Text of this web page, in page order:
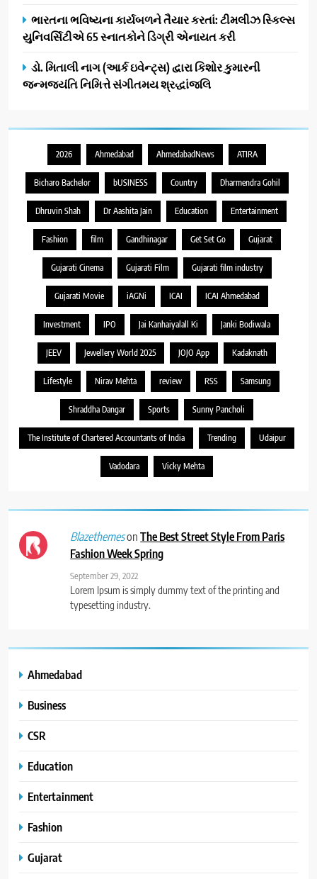
ભારતના ભવિષ્યના કાર્યબળને તૈયાર કરતાં: ટીમલીઝ સ્કિલ્સ
યુનિવર્સિટીએ 65 સ્નાતકોને ડિગ્રી એનાયત કરી
ડો. મિતાલી નાગ (આર્ક ઇવેન્ટ્સ) દ્વારા કિશોર કુમારની
જન્મજયંતિ નિમિત્તે સંગીતમય શ્રદ્ધાંજલિ
2026 Ahmedabad AhmedabadNews ATIRA
Bicharo Bachelor bUSINESS Country Dharmendra Gohil
Dhruvin Shah Dr Aashita Jain Education Entertainment
Fashion film Gandhinagar Get Set Go Gujarat
Gujarati Cinema Gujarati Film Gujarati film industry
Gujarati Movie iAGNi ICAI ICAI Ahmedabad
Investment IPO Jai Kanhaiyalall Ki Janki Bodiwala
JEEV Jewellery World 2025 JOJO App Kadaknath
Lifestyle Nirav Mehta review RSS Samsung
Shraddha Dangar Sports Sunny Pancholi
The Institute of Chartered Accountants of India Trending Udaipur
Vadodara Vicky Mehta
BlazethemesonThe Best Street Style From Paris
Fashion Week Spring
September 29, 2022
Lorem Ipsum is simply dummy text of the printing and
typesetting industry.
Ahmedabad
Business
CSR
Education
Entertainment
Fashion
Gujarat